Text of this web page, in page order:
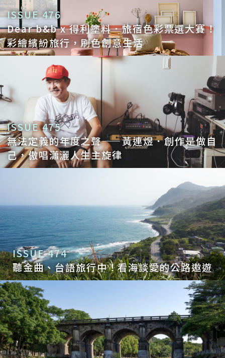
ISSUE 476
Dear b&b x 得利塗料．旅宿色彩票選大賽！
彩繪繽紛旅行，刷色創意生活
ISSUE 475
無法定義的年度之聲——黃連煜．創作是做自
己，傲唱瀟灑人生主旋律
ISSUE 474
聽金曲、台語旅行中！看海談愛的公路遨遊